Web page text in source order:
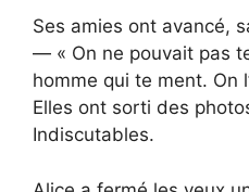
Ses amies ont avancé,
— « On ne pouvait pas
homme qui te ment. On
Elles ont sorti des
Indiscutables.